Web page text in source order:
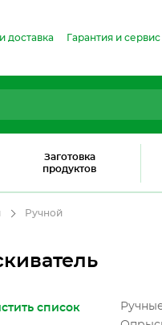
Заготовка
продуктов
доставка Гарантия и сервис
Ручной
список